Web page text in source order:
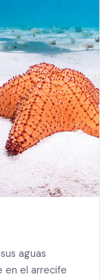
aguas
en el arrecife